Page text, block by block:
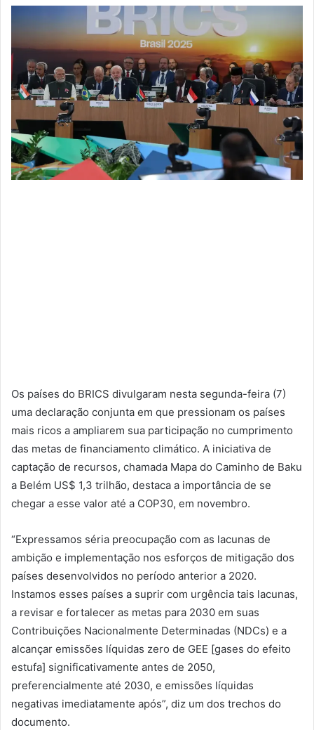
Os países do BRICS divulgaram nesta segunda-feira (7)
uma declaração conjunta em que pressionam os países
mais ricos a ampliarem sua participação no cumprimento
das metas de financiamento climático. A iniciativa de
captação de recursos, chamada Mapa do Caminho de Baku
a Belém US$ 1,3 trilhão, destaca a importância de se
chegar a esse valor até a COP30, em novembro.
“Expressamos séria preocupação com as lacunas de
ambição e implementação nos esforços de mitigação dos
países desenvolvidos no período anterior a 2020.
Instamos esses países a suprir com urgência tais lacunas,
a revisar e fortalecer as metas para 2030 em suas
Contribuições Nacionalmente Determinadas (NDCs) e a
alcançar emissões líquidas zero de GEE [gases do efeito
estufa] significativamente antes de 2050,
preferencialmente até 2030, e emissões líquidas
negativas imediatamente após”, diz um dos trechos do
documento.